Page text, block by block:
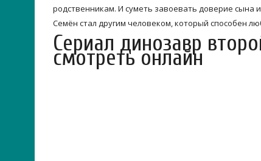
родственникам. И суметь завоевать доверие сына
Семён стал другим человеком, который способен
Сериал динозавр
смотреть онлайн